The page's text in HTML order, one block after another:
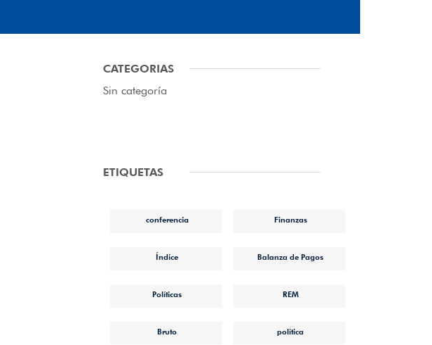
CATEGORIAS
Sin categoría
ETIQUETAS
conferencia Finanzas
Índice Balanza de Pagos
Políticas REM
Bruto política